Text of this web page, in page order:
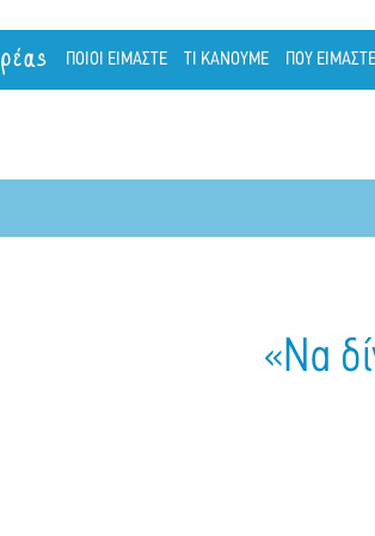
ΠΟΙΟΙ ΕΙΜΑΣΤΕ ΤΙ ΚΑΝΟΥΜΕ ΠΟΥ ΕΙΜΑΣΤΕ
«Nα